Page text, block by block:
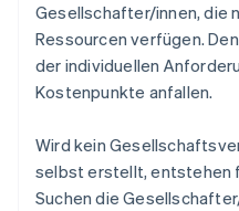
Gesellschafter/innen, die
Ressourcen verfügen.
der individuellen
Kostenpunkte anfallen.
Wird kein
selbst erstellt, entstehen
Suchen die